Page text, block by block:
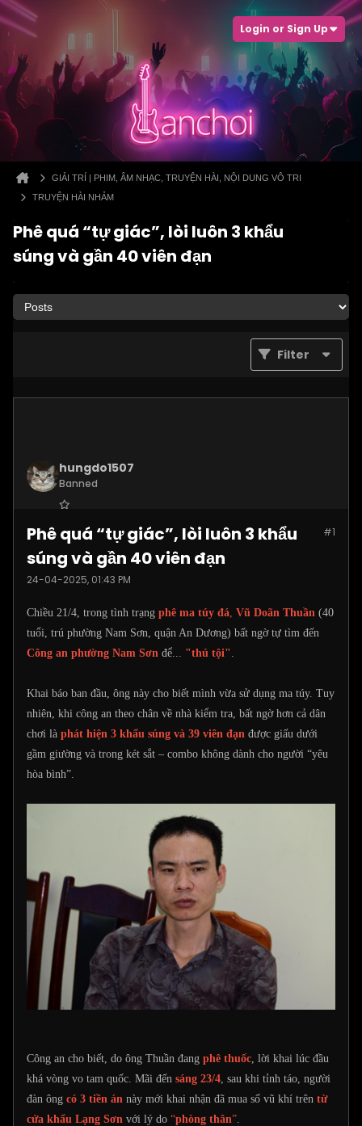
Login or Sign Up
GIẢI TRÍ | PHIM, ÂM NHẠC, TRUYỆN HÀI, NỘI DUNG VÔ TRI
TRUYỆN HÀI NHẢM
Phê quá “tự giác”, lòi luôn 3 khẩu
súng và gần 40 viên đạn
Filter
hungdo1507
Banned
Posts: 3873 #1
Phê quá “tự giác”, lòi luôn 3 khẩu
súng và gần 40 viên đạn
24-04-2025, 01:43 PM
Chiều 21/4, trong tình trạng phê ma túy đá, Vũ Doãn Thuần (40
tuổi, trú phường Nam Sơn, quận An Dương) bất ngờ tự tìm đến
Công an phường Nam Sơn để... "thú tội".
Khai báo ban đầu, ông này cho biết mình vừa sử dụng ma túy. Tuy
nhiên, khi công an theo chân về nhà kiểm tra, bất ngờ hơn cả dân
chơi là phát hiện 3 khẩu súng và 39 viên đạn được giấu dưới
gầm giường và trong két sắt – combo không dành cho người “yêu
hòa bình”.
Công an cho biết, do ông Thuần đang phê thuốc , lời khai lúc đầu
khá vòng vo tam quốc. Mãi đến sáng 23/4 , sau khi tỉnh táo, người
đàn ông có 3 tiền án này mới khai nhận đã mua số vũ khí trên từ
cửa khẩu Lạng Sơn với lý do “phòng thân”